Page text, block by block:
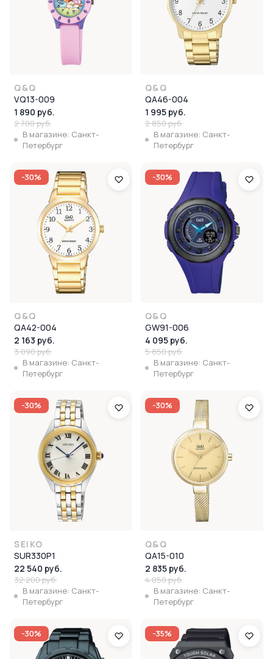
Q&Q
VQ13-009
1 890 руб.
2 700 руб.
В магазине: Санкт-
Петербург
Q&Q
QA46-004
1 995 руб.
2 850 руб.
В магазине: Санкт-
Петербург
-30%
Q&Q
QA42-004
2 163 руб.
3 090 руб.
В магазине: Санкт-
Петербург
-30%
Q&Q
GW91-006
4 095 руб.
5 850 руб.
В магазине: Санкт-
Петербург
-30%
SEIKO
SUR330P1
22 540 руб.
32 200 руб.
В магазине: Санкт-
Петербург
-30%
Q&Q
QA15-010
2 835 руб.
4 050 руб.
В магазине: Санкт-
Петербург
-30% -35%